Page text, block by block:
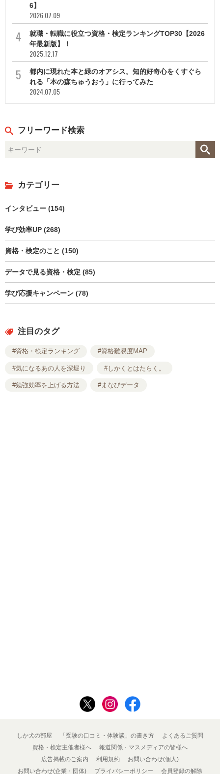
6】
2026.07.09
就職・転職に役立つ資格・検定ランキングTOP30【2026
年最新版】！
2025.12.17
都内に現れた本と緑のオアシス。知的好奇心をくすぐら
れる「本の森ちゅうおう」に行ってみた
2024.07.05
フリーワード検索
カテゴリー
インタビュー (154)
学び効率UP (268)
資格・検定のこと (150)
データで見る資格・検定 (85)
学び応援キャンペーン (78)
注目のタグ
#資格・検定ランキング #資格難易度MAP
#気になるあの人を深堀り #しかくとはたらく。
#勉強効率を上げる方法 #まなびデータ
しか犬の部屋 「受験の口コミ・体験談」の書き方
よくあるご質問
資格・検定主催者様へ
報道関係・マスメディアの皆様へ
広告掲載のご案内
利用規約
お問い合わせ(個人)
お問い合わせ(企業・団体)
プライバシーポリシー 会員登録の解除